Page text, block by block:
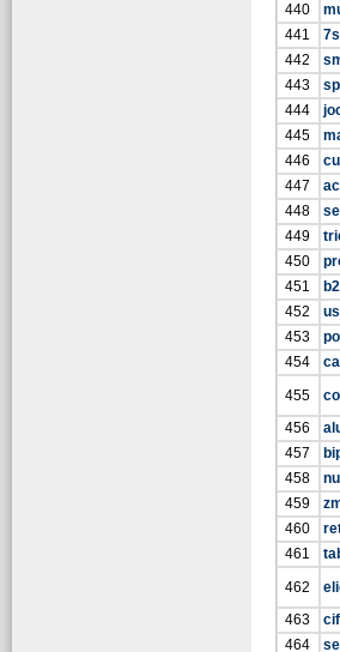
440
441
442
443
444
445
446
447
448
449
450
451
452
453
454
455
456
457
458
459
460
461
462
463
464